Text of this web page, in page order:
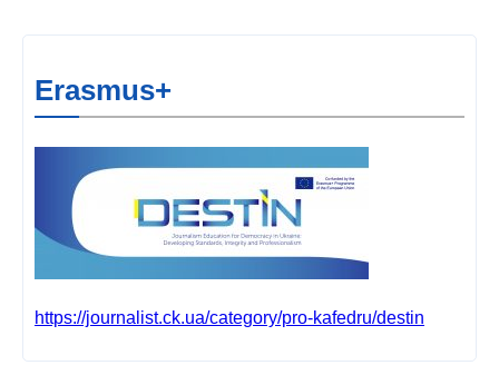
Erasmus+
https://journalist.ck.ua/category/pro-kafedru/destin